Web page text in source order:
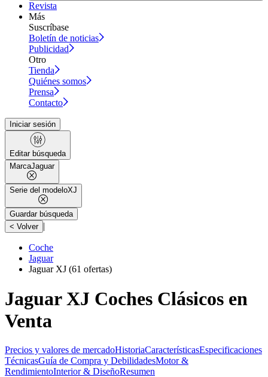
Revista
Más
Suscríbase
Boletín de noticias
Publicidad
Otro
Tienda
Quiénes somos
Prensa
Contacto
Iniciar sesión
Editar búsqueda
MarcaJaguar
Serie del modeloXJ
Guardar búsqueda
< Volver |
Coche
Jaguar
Jaguar XJ (61 ofertas)
Jaguar XJ Coches Clásicos en
Venta
Precios y valores de mercadoHistoriaCaracterísticasEspecificaciones
TécnicasGuía de Compra y DebilidadesMotor &
RendimientoInterior & DiseñoResumen